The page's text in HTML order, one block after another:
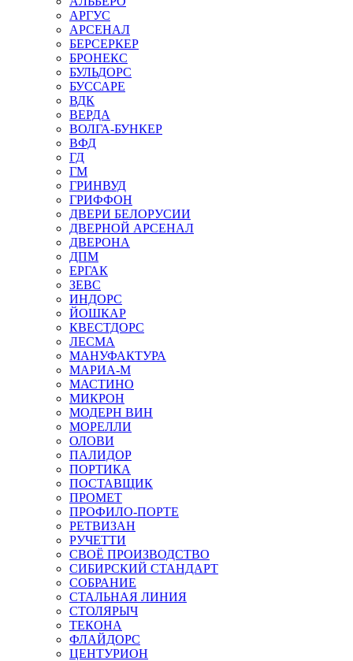
АРГУС
АРСЕНАЛ
БЕРСЕРКЕР
БРОНЕКС
БУЛЬДОРС
БУССАРЕ
ВДК
ВЕРДА
ВОЛГА-БУНКЕР
ВФД
ГД
ГМ
ГРИНВУД
ГРИФФОН
ДВЕРИ БЕЛОРУСИИ
ДВЕРНОЙ АРСЕНАЛ
ДВЕРОНА
ДПМ
ЕРГАК
ЗЕВС
ИНДОРС
ЙОШКАР
КВЕСТДОРС
ЛЕСМА
МАНУФАКТУРА
МАРИА-М
МАСТИНО
МИКРОН
МОДЕРН ВИН
МОРЕЛЛИ
ОЛОВИ
ПАЛИДОР
ПОРТИКА
ПОСТАВЩИК
ПРОМЕТ
ПРОФИЛО-ПОРТЕ
РЕТВИЗАН
РУЧЕТТИ
СВОЁ ПРОИЗВОДСТВО
СИБИРСКИЙ СТАНДАРТ
СОБРАНИЕ
СТАЛЬНАЯ ЛИНИЯ
СТОЛЯРЫЧ
ТЕКОНА
ФЛАЙДОРС
ЦЕНТУРИОН